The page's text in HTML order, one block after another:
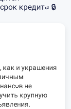
кредита 🔒
как и украшения
не
крупную